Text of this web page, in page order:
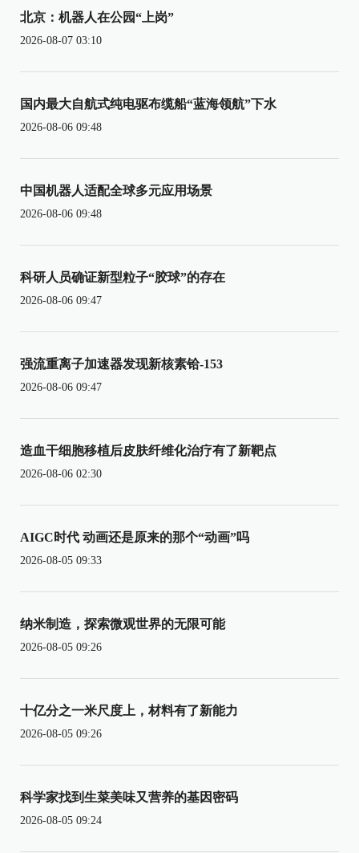
北京：机器人在公园“上岗”
2026-08-07 03:10
国内最大自航式纯电驱布缆船“蓝海领航”下水
2026-08-06 09:48
中国机器人适配全球多元应用场景
2026-08-06 09:48
科研人员确证新型粒子“胶球”的存在
2026-08-06 09:47
强流重离子加速器发现新核素铪-153
2026-08-06 09:47
造血干细胞移植后皮肤纤维化治疗有了新靶点
2026-08-06 02:30
AIGC时代 动画还是原来的那个“动画”吗
2026-08-05 09:33
纳米制造，探索微观世界的无限可能
2026-08-05 09:26
十亿分之一米尺度上，材料有了新能力
2026-08-05 09:26
科学家找到生菜美味又营养的基因密码
2026-08-05 09:24